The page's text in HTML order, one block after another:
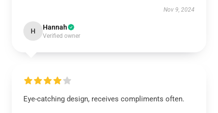
Nov 9, 2024
H Hannah
Verified owner
Eye-catching design, receives compliments often.